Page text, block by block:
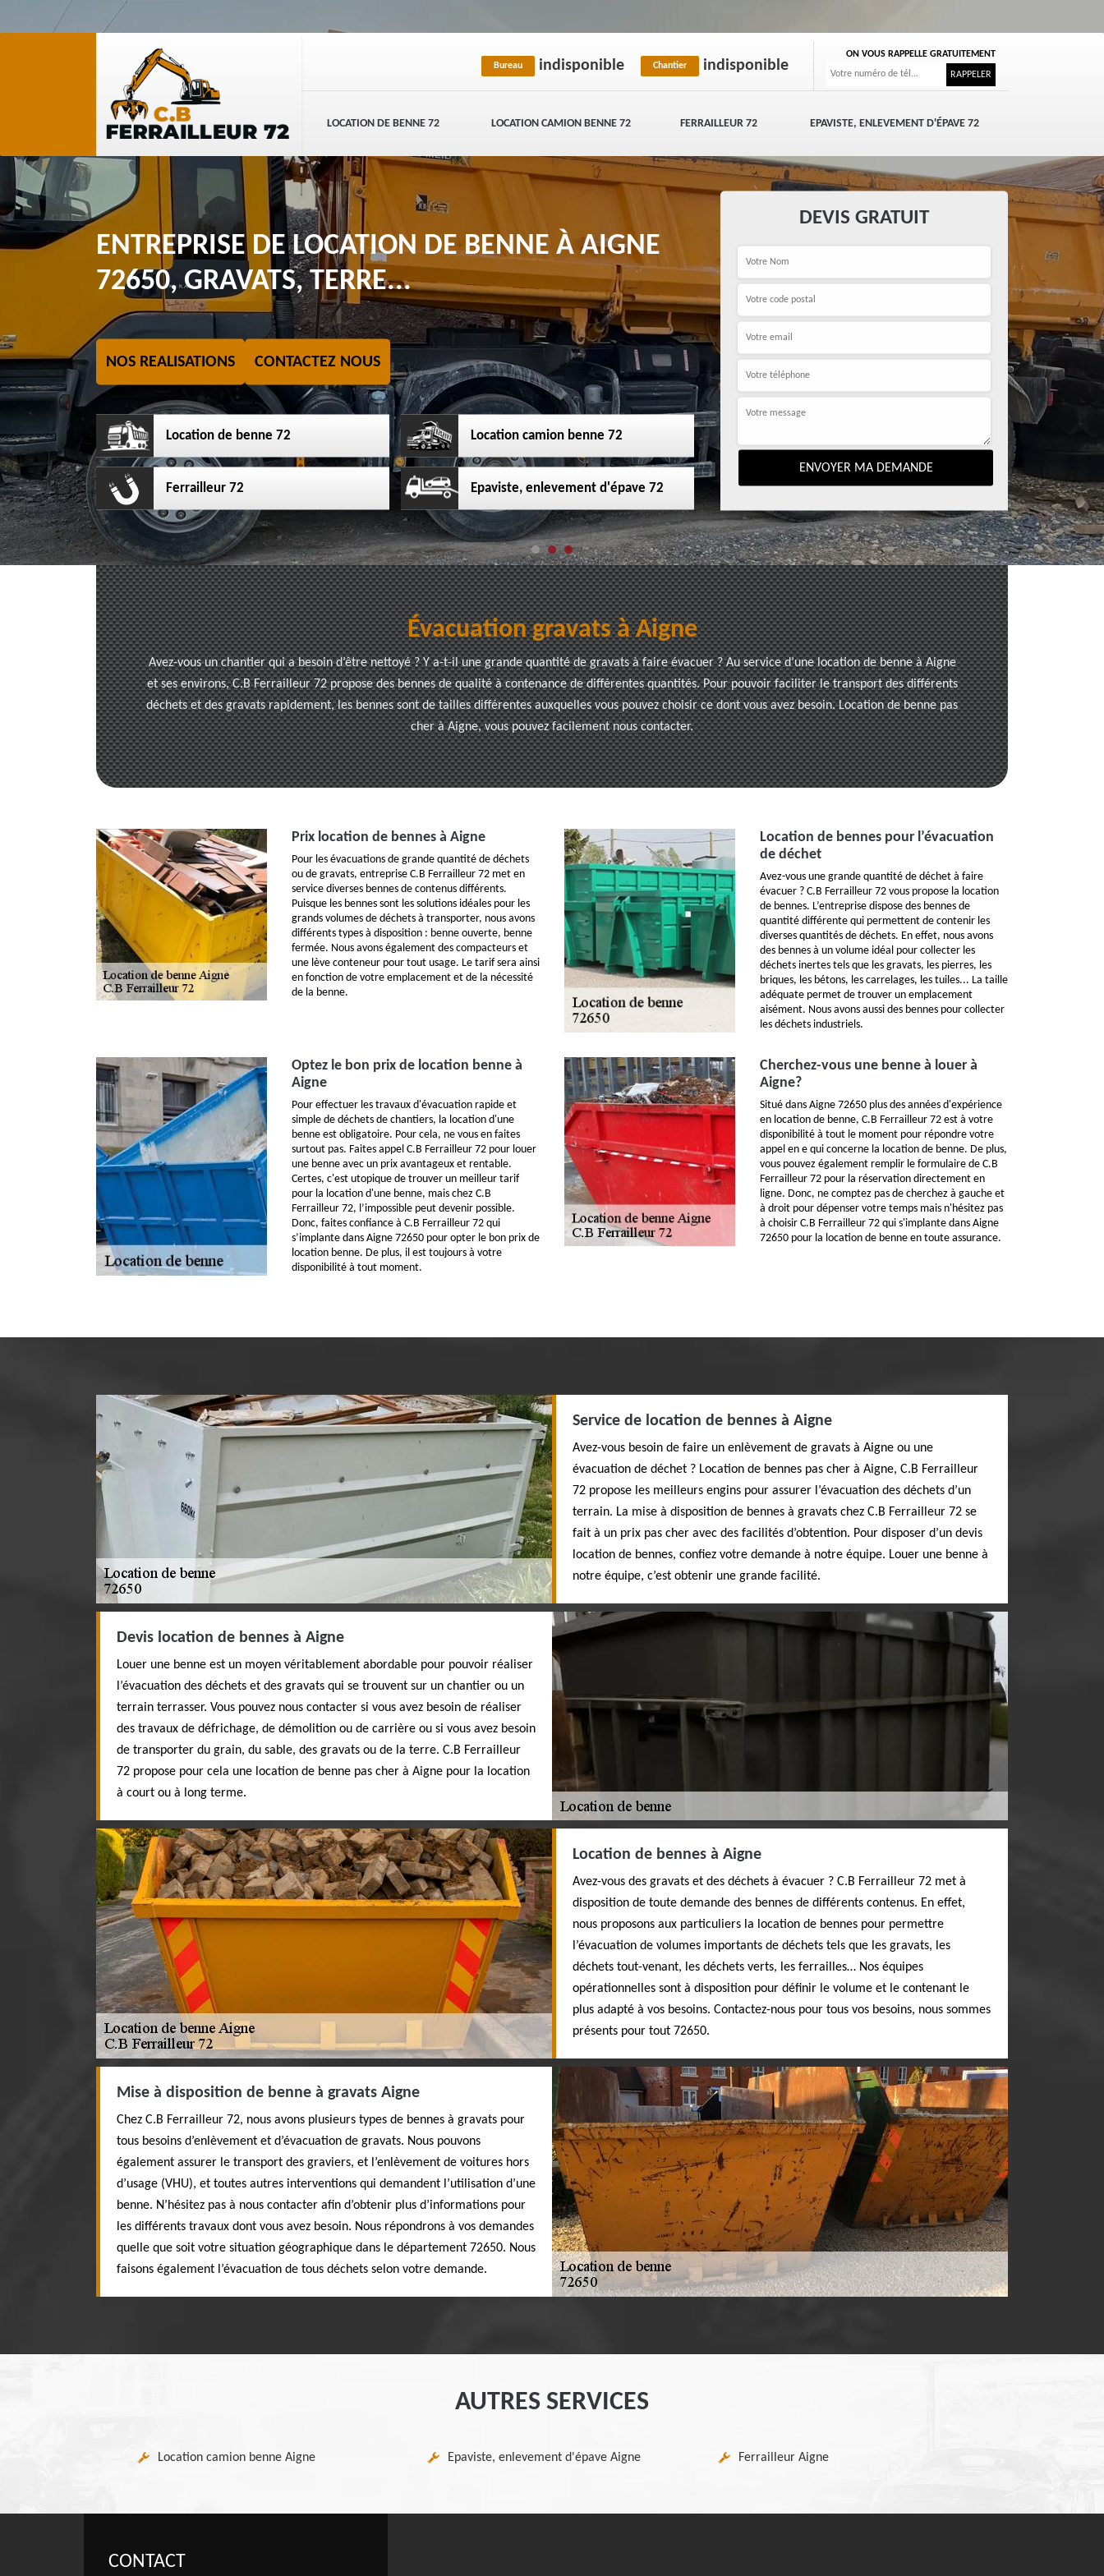
LOCATION DE BENNE 72 LOCATION CAMION BENNE 72 FERRAILLEUR 72 EPAVISTE, ENLEVEMENT D'ÉPAVE 72
Bureau indisponible Chantier indisponible
ON VOUS RAPPELLE GRATUITEMENT
ENTREPRISE DE LOCATION DE BENNE À AIGNE
72650, GRAVATS, TERRE...
NOS REALISATIONS CONTACTEZ NOUS
Location de benne 72 Location camion benne 72
Ferrailleur 72 Epaviste, enlevement d'épave 72
DEVIS GRATUIT
Évacuation gravats à Aigne
Avez-vous un chantier qui a besoin d’être nettoyé ? Y a-t-il une grande quantité de gravats à faire évacuer ? Au service d’une location de benne à Aigne
et ses environs, C.B Ferrailleur 72 propose des bennes de qualité à contenance de différentes quantités. Pour pouvoir faciliter le transport des différents
déchets et des gravats rapidement, les bennes sont de tailles différentes auxquelles vous pouvez choisir ce dont vous avez besoin. Location de benne pas
cher à Aigne, vous pouvez facilement nous contacter.
Prix location de bennes à Aigne
Pour les évacuations de grande quantité de déchets
ou de gravats, entreprise C.B Ferrailleur 72 met en
service diverses bennes de contenus différents.
Puisque les bennes sont les solutions idéales pour les
grands volumes de déchets à transporter, nous avons
différents types à disposition : benne ouverte, benne
fermée. Nous avons également des compacteurs et
une lève conteneur pour tout usage. Le tarif sera ainsi
en fonction de votre emplacement et de la nécessité
de la benne.
Location de bennes pour l’évacuation
de déchet
Avez-vous une grande quantité de déchet à faire
évacuer ? C.B Ferrailleur 72 vous propose la location
de bennes. L’entreprise dispose des bennes de
quantité différente qui permettent de contenir les
diverses quantités de déchets. En effet, nous avons
des bennes à un volume idéal pour collecter les
déchets inertes tels que les gravats, les pierres, les
briques, les bétons, les carrelages, les tuiles... La taille
adéquate permet de trouver un emplacement
aisément. Nous avons aussi des bennes pour collecter
les déchets industriels.
Optez le bon prix de location benne à
Aigne
Pour effectuer les travaux d'évacuation rapide et
simple de déchets de chantiers, la location d'une
benne est obligatoire. Pour cela, ne vous en faites
surtout pas. Faites appel C.B Ferrailleur 72 pour louer
une benne avec un prix avantageux et rentable.
Certes, c'est utopique de trouver un meilleur tarif
pour la location d'une benne, mais chez C.B
Ferrailleur 72, l’impossible peut devenir possible.
Donc, faites confiance à C.B Ferrailleur 72 qui
s’implante dans Aigne 72650 pour opter le bon prix de
location benne. De plus, il est toujours à votre
disponibilité à tout moment.
Cherchez-vous une benne à louer à
Aigne?
Situé dans Aigne 72650 plus des années d'expérience
en location de benne, C.B Ferrailleur 72 est à votre
disponibilité à tout le moment pour répondre votre
appel en e qui concerne la location de benne. De plus,
vous pouvez également remplir le formulaire de C.B
Ferrailleur 72 pour la réservation directement en
ligne. Donc, ne comptez pas de cherchez à gauche et
à droit pour dépenser votre temps mais n'hésitez pas
à choisir C.B Ferrailleur 72 qui s'implante dans Aigne
72650 pour la location de benne en toute assurance.
Service de location de bennes à Aigne
Avez-vous besoin de faire un enlèvement de gravats à Aigne ou une
évacuation de déchet ? Location de bennes pas cher à Aigne, C.B Ferrailleur
72 propose les meilleurs engins pour assurer l’évacuation des déchets d’un
terrain. La mise à disposition de bennes à gravats chez C.B Ferrailleur 72 se
fait à un prix pas cher avec des facilités d’obtention. Pour disposer d’un devis
location de bennes, confiez votre demande à notre équipe. Louer une benne à
notre équipe, c’est obtenir une grande facilité.
Devis location de bennes à Aigne
Louer une benne est un moyen véritablement abordable pour pouvoir réaliser
l’évacuation des déchets et des gravats qui se trouvent sur un chantier ou un
terrain terrasser. Vous pouvez nous contacter si vous avez besoin de réaliser
des travaux de défrichage, de démolition ou de carrière ou si vous avez besoin
de transporter du grain, du sable, des gravats ou de la terre. C.B Ferrailleur
72 propose pour cela une location de benne pas cher à Aigne pour la location
à court ou à long terme.
Location de bennes à Aigne
Avez-vous des gravats et des déchets à évacuer ? C.B Ferrailleur 72 met à
disposition de toute demande des bennes de différents contenus. En effet,
nous proposons aux particuliers la location de bennes pour permettre
l’évacuation de volumes importants de déchets tels que les gravats, les
déchets tout-venant, les déchets verts, les ferrailles… Nos équipes
opérationnelles sont à disposition pour définir le volume et le contenant le
plus adapté à vos besoins. Contactez-nous pour tous vos besoins, nous sommes
présents pour tout 72650.
Mise à disposition de benne à gravats Aigne
Chez C.B Ferrailleur 72, nous avons plusieurs types de bennes à gravats pour
tous besoins d’enlèvement et d’évacuation de gravats. Nous pouvons
également assurer le transport des graviers, et l’enlèvement de voitures hors
d’usage (VHU), et toutes autres interventions qui demandent l’utilisation d’une
benne. N’hésitez pas à nous contacter afin d’obtenir plus d’informations pour
les différents travaux dont vous avez besoin. Nous répondrons à vos demandes
quelle que soit votre situation géographique dans le département 72650. Nous
faisons également l’évacuation de tous déchets selon votre demande.
AUTRES SERVICES
Location camion benne Aigne Epaviste, enlevement d'épave Aigne Ferrailleur Aigne
CONTACT